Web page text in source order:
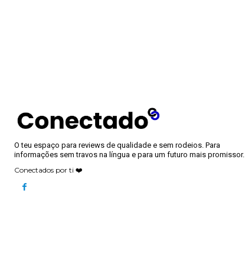
O teu espaço para reviews de qualidade e sem rodeios. Para
informações sem travos na língua e para um futuro mais promissor.
Conectados por ti ❤️